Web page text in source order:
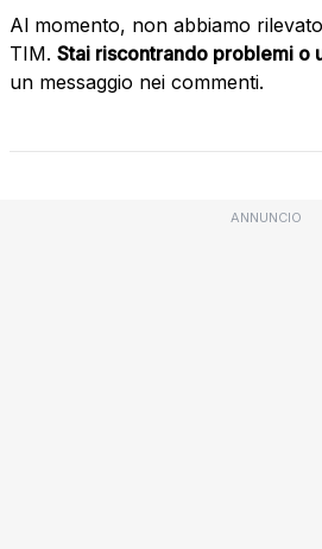
Al momento, non abbiamo
TIM. Stai riscontrando problemi o
un messaggio nei commenti.
ANNUNCIO